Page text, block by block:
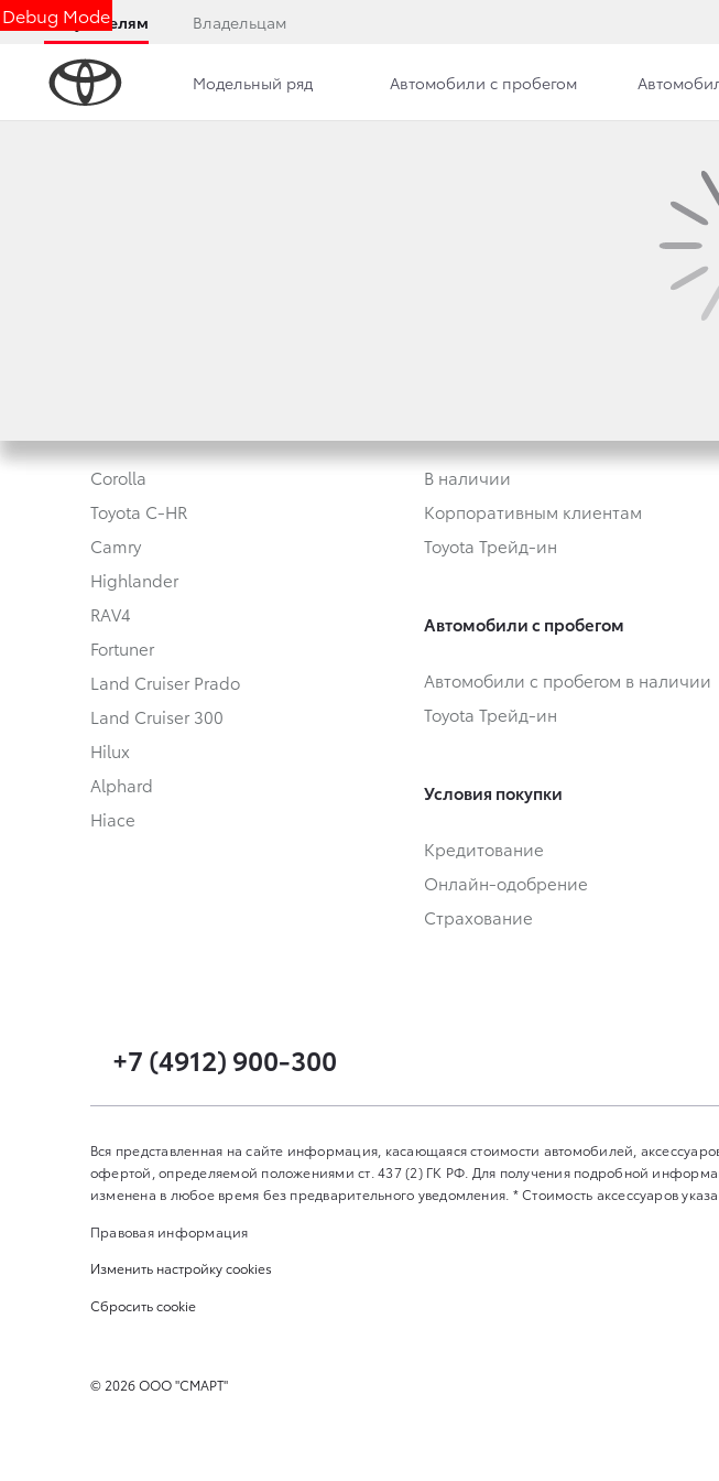
Debug Mode
Покупателям Владельцам
Модельный ряд Автомобили с пробегом
Corolla
Toyota C-HR
Camry
Highlander
RAV4
Fortuner
Land Cruiser Prado
Land Cruiser 300
Hilux
Alphard
Hiace
В наличии
Корпоративным клиентам
Toyota Трейд-ин
Автомобили с пробегом
Автомобили с пробегом в наличии
Toyota Трейд-ин
Условия покупки
Кредитование
Онлайн-одобрение
Страхование
+7 (4912) 900-300
Вся представленная на сайте информация, касающаяся стоимости автомобилей,
офертой, определяемой положениями ст. 437 (2) ГК РФ. Для получения подробной
изменена в любое время без предварительного уведомления. * Стоимость аксессуаров
Правовая информация
Изменить настройку cookies
Сбросить cookie
©2026ООО "СМАРТ"